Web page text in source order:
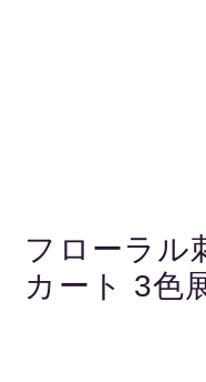
フローラル
カート 3色